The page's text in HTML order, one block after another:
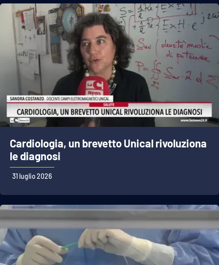
Cardiologia, un brevetto Unical rivoluziona
le diagnosi
31 luglio 2026